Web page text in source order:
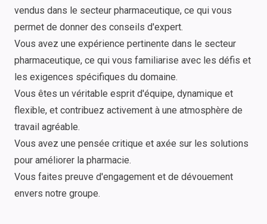
vendus dans le secteur pharmaceutique, ce qui vous
permet de donner des conseils d'expert.
Vous avez une expérience pertinente dans le secteur
pharmaceutique, ce qui vous familiarise avec les défis et
les exigences spécifiques du domaine.
Vous êtes un véritable esprit d'équipe, dynamique et
flexible, et contribuez activement à une atmosphère de
travail agréable.
Vous avez une pensée critique et axée sur les solutions
pour améliorer la pharmacie.
Vous faites preuve d'engagement et de dévouement
envers notre groupe.